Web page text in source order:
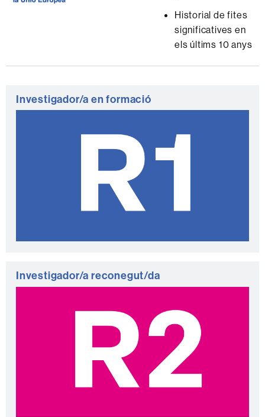
Historial de fites
significatives en
els últims 10 anys
Informació
complementària
Investigador/a en formació
Investigador/a reconegut/da